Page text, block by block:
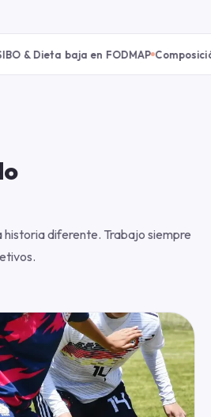
Dieta baja en FODMAP Composición
historia diferente. Trabajo siempre